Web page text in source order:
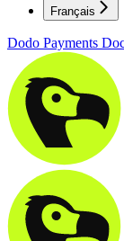
Français
Dodo Payments